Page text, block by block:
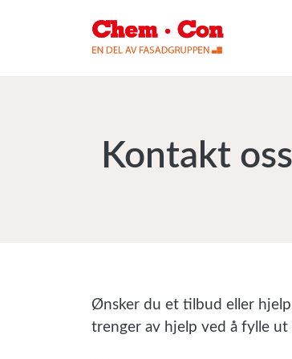
Kontakt oss
Ønsker du et tilbud eller
trenger av hjelp ved å fylle